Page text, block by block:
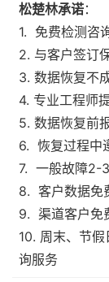
松楚林承诺：
1. 免费检测咨
2. 与客户签订
3. 数据恢复不
4. 专业工程师
5. 数据恢复前
6. 恢复过程中
7. 一般故障2-
8. 客户数据免
9. 渠道客户免
10. 周末、节
询服务